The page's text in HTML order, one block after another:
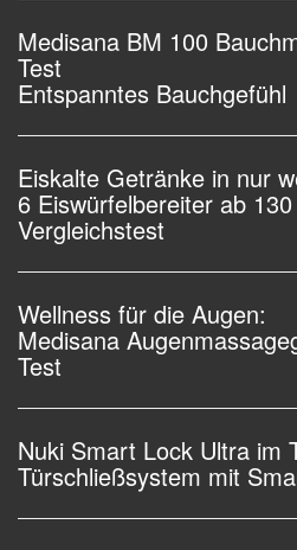
Medisana BM 100
Test
Entspanntes Bauchgefühl
Eiskalte Getränke in nur
6 Eiswürfelbereiter ab
Vergleichstest
Wellness für die Augen:
Medisana
Test
Nuki Smart Lock Ultra im
Türschließsystem mit